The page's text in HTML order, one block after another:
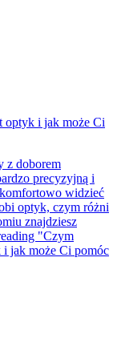
optyk i jak może Ci
z doborem
precyzyjną i
widzieć
optyk, czym różni
znajdziesz
"Czym
i jak może Ci pomóc